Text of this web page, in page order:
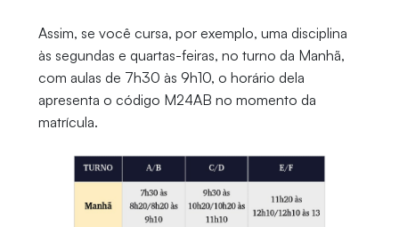
Assim, se você cursa, por exemplo, uma disciplina
às segundas e quartas-feiras, no turno da Manhã,
com aulas de 7h30 às 9h10, o horário dela
apresenta o código M24AB no momento da
matrícula.